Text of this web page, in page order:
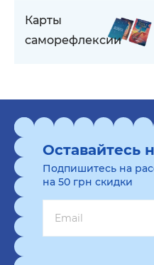
Карты
саморефлексии
Оставайтесь
Подпишитесь на
на 50 грн скидки